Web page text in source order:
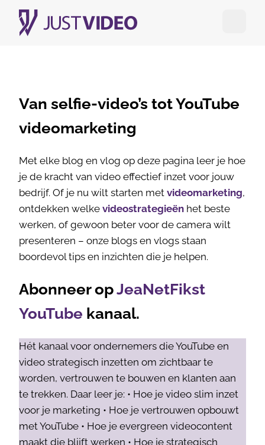
Van selfie-video’s tot YouTube
videomarketing
Met elke blog en vlog op deze pagina leer je hoe
je de kracht van video effectief inzet voor jouw
bedrijf. Of je nu wilt starten met videomarketing,
ontdekken welke videostrategieën het beste
werken, of gewoon beter voor de camera wilt
presenteren – onze blogs en vlogs staan
boordevol tips en inzichten die je helpen.
Abonneer opJeaNetFikst
YouTube kanaal.
Hét kanaal voor ondernemers die YouTube en
video strategisch inzetten om zichtbaar te
worden, vertrouwen te bouwen en klanten aan
te trekken. Daar leer je: • Hoe je video slim inzet
voor je marketing • Hoe je vertrouwen opbouwt
met YouTube • Hoe je evergreen videocontent
maakt die blijft werken • Hoe je strategisch